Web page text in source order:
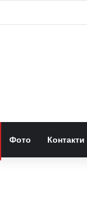
Фото Контакти